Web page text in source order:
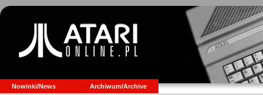
Nowinki/News Archiwum/Archive